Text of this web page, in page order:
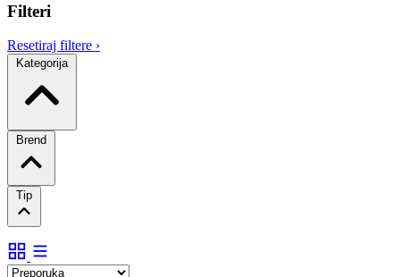
Filteri
Resetiraj filtere ›
Kategorija
Brend
Tip